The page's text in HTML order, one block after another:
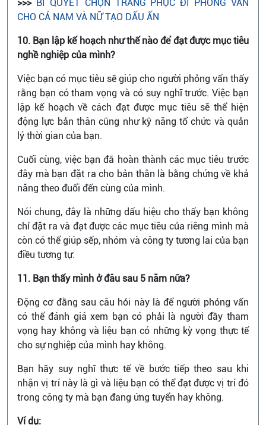
>>> BÍ QUYẾT CHỌN TRANG PHỤC ĐI PHỎNG VẤN
CHO CẢ NAM VÀ NỮ TẠO DẤU ẤN
10. Bạn lập kế hoạch như thế nào để đạt được mục tiêu
nghề nghiệp của mình?
Việc bạn có mục tiêu sẽ giúp cho người phỏng vấn thấy
rằng bạn có tham vọng và có suy nghĩ trước. Việc bạn
lập kế hoạch về cách đạt được mục tiêu sẽ thể hiện
động lực bản thân cũng như kỹ năng tổ chức và quản
lý thời gian của bạn.
Cuối cùng, việc bạn đã hoàn thành các mục tiêu trước
đây mà bạn đặt ra cho bản thân là bằng chứng về khả
năng theo đuổi đến cùng của mình.
Nói chung, đây là những dấu hiệu cho thấy bạn không
chỉ đặt ra và đạt được các mục tiêu của riêng mình mà
còn có thể giúp sếp, nhóm và công ty tương lai của bạn
điều tương tự.
11. Bạn thấy mình ở đâu sau 5 năm nữa?
Động cơ đằng sau câu hỏi này là để người phỏng vấn
có thể đánh giá xem bạn có phải là người đầy tham
vọng hay không và liệu bạn có những kỳ vọng thực tế
cho sự nghiệp của mình hay không.
Bạn hãy suy nghĩ thực tế về bước tiếp theo sau khi
nhận vị trí này là gì và liệu bạn có thể đạt được vị trí đó
trong công ty mà bạn đang ứng tuyển hay không.
Ví dụ: